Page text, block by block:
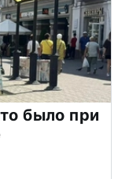
было при